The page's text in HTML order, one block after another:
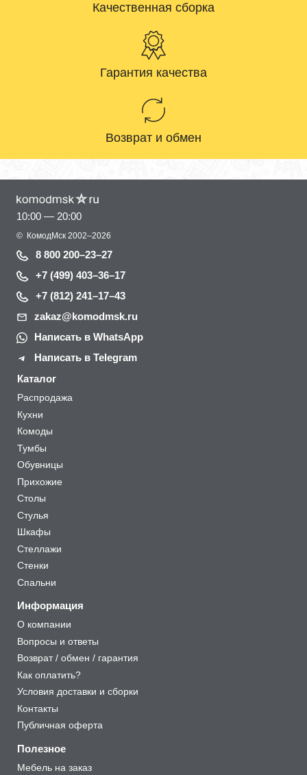
Качественная сборка
Гарантия качества
Возврат и обмен
10:00 — 20:00
© КомодМск 2002–2026
8 800 200–23–27
+7 (499) 403–36–17
+7 (812) 241–17–43
zakaz@komodmsk.ru
Написать в WhatsApp
Написать в Telegram
Каталог
Распродажа
Кухни
Комоды
Тумбы
Обувницы
Прихожие
Столы
Стулья
Шкафы
Стеллажи
Стенки
Спальни
Информация
О компании
Вопросы и ответы
Возврат / обмен / гарантия
Как оплатить?
Условия доставки и сборки
Контакты
Публичная оферта
Полезное
Мебель на заказ